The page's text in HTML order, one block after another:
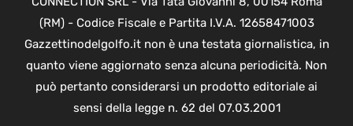
(RM) - Codice Fiscale e Partita I.V.A. 12658471003
Gazzettinodelgolfo.it non è una testata giornalistica, in
quanto viene aggiornato senza alcuna periodicità. Non
può pertanto considerarsi un prodotto editoriale ai
sensi della legge n. 62 del 07.03.2001